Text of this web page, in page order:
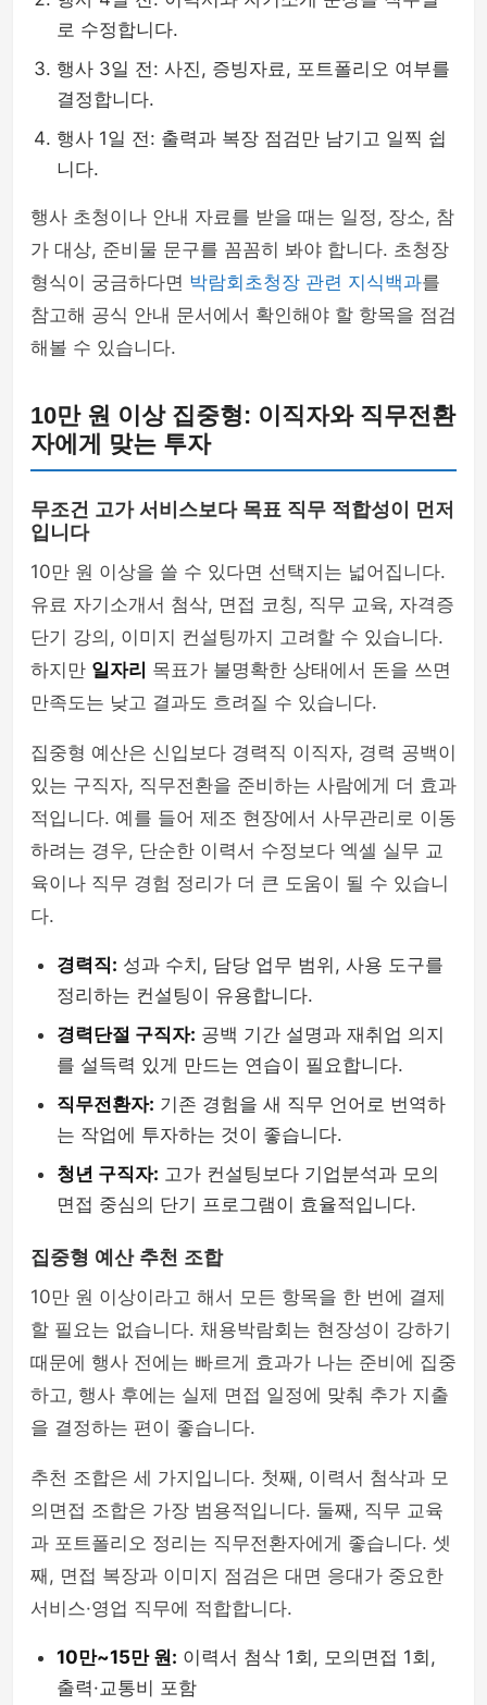
로 수정합니다.
행사 3일 전: 사진, 증빙자료, 포트폴리오 여부를
결정합니다.
행사 1일 전: 출력과 복장 점검만 남기고 일찍 쉽
니다.
행사 초청이나 안내 자료를 받을 때는 일정, 장소, 참
가 대상, 준비물 문구를 꼼꼼히 봐야 합니다. 초청장
형식이 궁금하다면 박람회초청장 관련 지식백과를
참고해 공식 안내 문서에서 확인해야 할 항목을 점검
해볼 수 있습니다.
10만 원 이상 집중형: 이직자와 직무전환
자에게 맞는 투자
무조건 고가 서비스보다 목표 직무 적합성이 먼저
입니다
10만 원 이상을 쓸 수 있다면 선택지는 넓어집니다.
유료 자기소개서 첨삭, 면접 코칭, 직무 교육, 자격증
단기 강의, 이미지 컨설팅까지 고려할 수 있습니다.
하지만 일자리 목표가 불명확한 상태에서 돈을 쓰면
만족도는 낮고 결과도 흐려질 수 있습니다.
집중형 예산은 신입보다 경력직 이직자, 경력 공백이
있는 구직자, 직무전환을 준비하는 사람에게 더 효과
적입니다. 예를 들어 제조 현장에서 사무관리로 이동
하려는 경우, 단순한 이력서 수정보다 엑셀 실무 교
육이나 직무 경험 정리가 더 큰 도움이 될 수 있습니
다.
경력직: 성과 수치, 담당 업무 범위, 사용 도구를
정리하는 컨설팅이 유용합니다.
경력단절 구직자: 공백 기간 설명과 재취업 의지
를 설득력 있게 만드는 연습이 필요합니다.
직무전환자: 기존 경험을 새 직무 언어로 번역하
는 작업에 투자하는 것이 좋습니다.
청년 구직자: 고가 컨설팅보다 기업분석과 모의
면접 중심의 단기 프로그램이 효율적입니다.
집중형 예산 추천 조합
10만 원 이상이라고 해서 모든 항목을 한 번에 결제
할 필요는 없습니다. 채용박람회는 현장성이 강하기
때문에 행사 전에는 빠르게 효과가 나는 준비에 집중
하고, 행사 후에는 실제 면접 일정에 맞춰 추가 지출
을 결정하는 편이 좋습니다.
추천 조합은 세 가지입니다. 첫째, 이력서 첨삭과 모
의면접 조합은 가장 범용적입니다. 둘째, 직무 교육
과 포트폴리오 정리는 직무전환자에게 좋습니다. 셋
째, 면접 복장과 이미지 점검은 대면 응대가 중요한
서비스·영업 직무에 적합합니다.
10만~15만 원: 이력서 첨삭 1회, 모의면접 1회,
출력·교통비 포함